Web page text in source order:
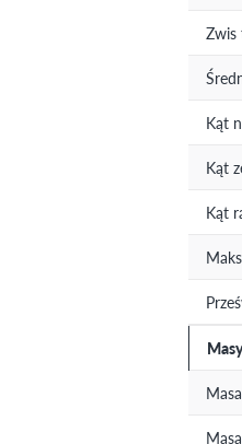
Zwis
Kąt
Kąt
Kąt